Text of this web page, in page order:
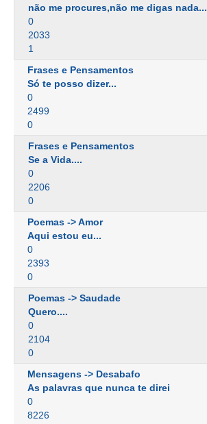
não me procures,não me digas nada...
0
2033
1
Frases e Pensamentos
Só te posso dizer...
0
2499
0
Frases e Pensamentos
Se a Vida....
0
2206
0
Poemas -> Amor
Aqui estou eu...
0
2393
0
Poemas -> Saudade
Quero....
0
2104
0
Mensagens -> Desabafo
As palavras que nunca te direi
0
8226